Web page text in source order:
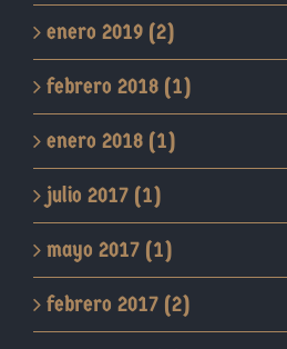
enero 2019 (2)
febrero 2018 (1)
enero 2018 (1)
julio 2017 (1)
mayo 2017 (1)
febrero 2017 (2)